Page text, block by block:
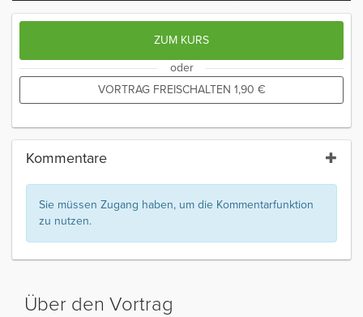
ZUM KURS
oder
VORTRAG FREISCHALTEN 1,90 €
Kommentare
Sie müssen Zugang haben, um die Kommentarfunktion
zu nutzen.
Über den Vortrag